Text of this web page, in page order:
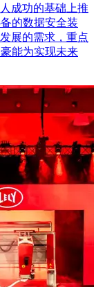
成功的基础上推
的数据安全装
展的需求，重点
能为实现未来